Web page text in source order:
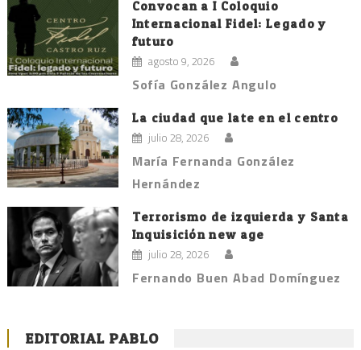
Convocan a I Coloquio
Internacional Fidel: Legado y
futuro
agosto 9, 2026
Sofía González Angulo
La ciudad que late en el centro
julio 28, 2026
María Fernanda González
Hernández
Terrorismo de izquierda y Santa
Inquisición new age
julio 28, 2026
Fernando Buen Abad Domínguez
EDITORIAL PABLO